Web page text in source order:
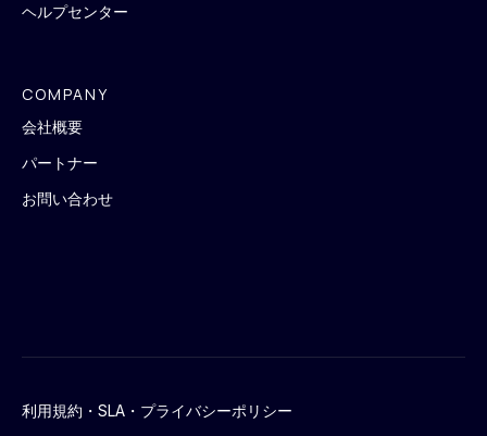
ヘルプセンター
COMPANY
会社概要
パートナー
お問い合わせ
利用規約・SLA・プライバシーポリシー